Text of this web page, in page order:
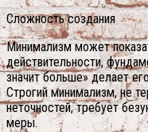
Сложность создания
Минимализм может
действительности,
значит больше» делает
Строгий минимализм, не
неточностей, требует
меры.